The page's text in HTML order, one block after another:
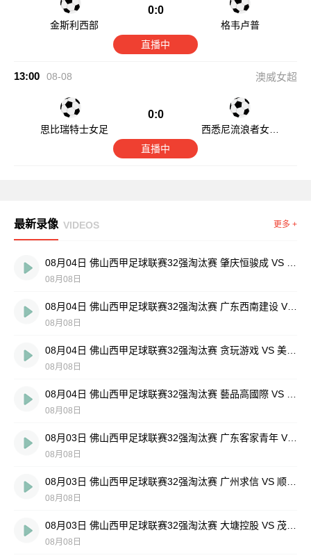
金斯利西部
0:0
格韦卢普
直播中
13:00 08-08 澳威女超
思比瑞特士女足
0:0
西悉尼流浪者女足
直播中
最新录像 VIDEOS 更多 +
08月08日
08月04日 佛山西甲足球联赛32强淘汰赛 广东西南建设 VS 香港圣徒 全场录像
08月08日
08月08日
08月08日
08月03日 佛山西甲足球联赛32强淘汰赛 广东客家青年 VS 广州英华思力U17 全场录像
08月08日
08月08日
08月08日